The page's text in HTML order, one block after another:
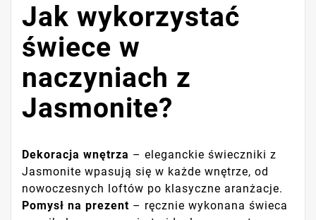
Jak wykorzystać
świece w
naczyniach z
Jasmonite?
Dekoracja wnętrza – eleganckie świeczniki z
Jasmonite wpasują się w każde wnętrze, od
nowoczesnych loftów po klasyczne aranżacje.
Pomysł na prezent – ręcznie wykonana świeca